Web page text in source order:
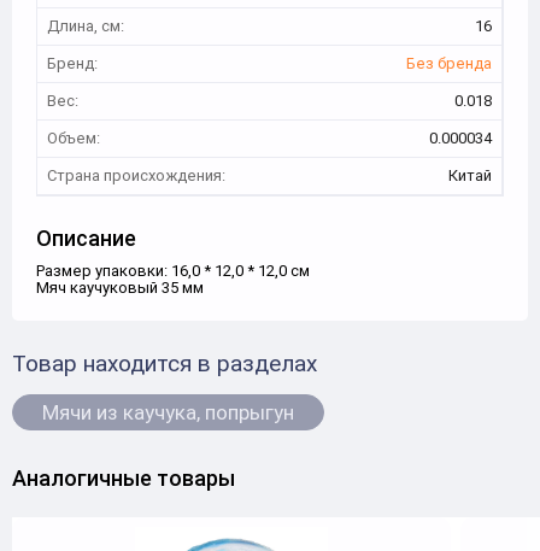
Длина, см:
16
Бренд:
Без бренда
Вес:
0.018
Объем:
0.000034
Страна происхождения:
Китай
Описание
Размер упаковки: 16,0 * 12,0 * 12,0 см
Мяч каучуковый 35 мм
Товар находится в разделах
Мячи из каучука, попрыгун
Аналогичные товары